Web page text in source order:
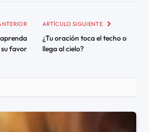
favor
ARTÍCULO SIGUIENTE
¿Tu oración toca el techo o
llega al cielo?